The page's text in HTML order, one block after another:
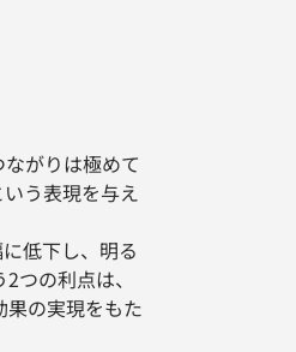
がりは極めて
う表現を与え
低下し、明る
つの利点は、
の実現をもた